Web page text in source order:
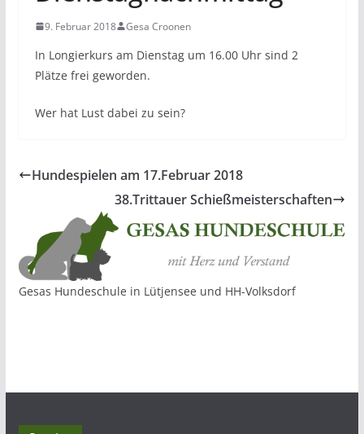
9. Februar 2018 Gesa Croonen
In Longierkurs am Dienstag um 16.00 Uhr sind 2
Plätze frei geworden.
Wer hat Lust dabei zu sein?
Hundespielen am 17.Februar 2018
38.Trittauer Schießmeisterschaften
Gesas Hundeschule in Lütjensee und HH-Volksdorf